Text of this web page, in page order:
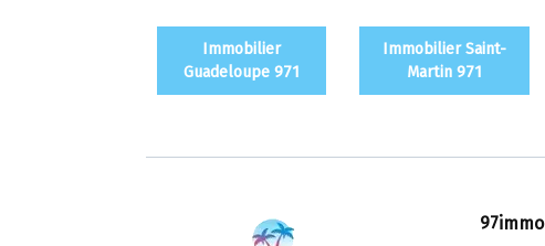
Immobilier
Guadeloupe 971
Immobilier Saint-
Martin 971
97immo